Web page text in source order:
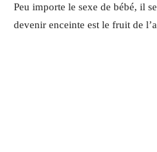
Peu importe le sexe de bébé, il
devenir enceinte est le fruit de